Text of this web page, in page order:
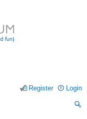
Login
Register